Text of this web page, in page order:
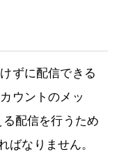
ずに配信できる
ウントのメッ
配信を行うため
ばなりません。